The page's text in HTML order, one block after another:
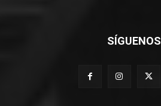
SÍGUENOS